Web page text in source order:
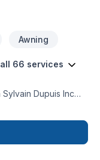
Awning
66 services
Dupuis Inc
dom.,
de bois,
Cuisine,